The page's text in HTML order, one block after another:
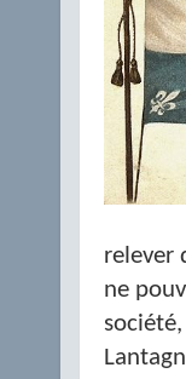
relever
ne